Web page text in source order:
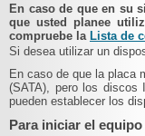
En caso de que en su
que usted planee
compruebe la Lista de
Si desea utilizar un
En caso de que la placa
(SATA), pero los discos
pueden establecer los
Para iniciar el